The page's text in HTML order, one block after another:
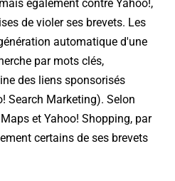
également contre Yahoo!,
de violer ses brevets. Les
automatique d'une
par mots clés,
des liens sponsorisés
Search Marketing). Selon
et Yahoo! Shopping, par
certains de ses brevets